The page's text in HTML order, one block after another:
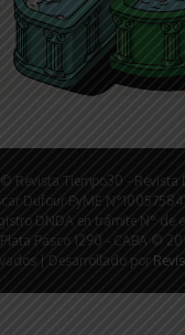
Revista Tiempo30 - Revista
Dufour PyME
DNDA en trámite N° de
Pasco 1290 - CABA ©
| Desarrollado por